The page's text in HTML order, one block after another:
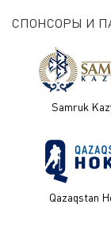
СПОНСОРЫ И
Samruk
Qazaqstan